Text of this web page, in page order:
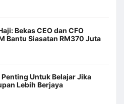
Bekas CEO dan CFO
Bantu Siasatan RM370 Juta
Untuk Belajar Jika
Lebih Berjaya